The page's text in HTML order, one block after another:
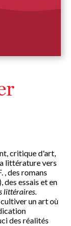
critique d'art,
littérature vers
, des romans
des essais et en
littéraires.
un art où
des réalités